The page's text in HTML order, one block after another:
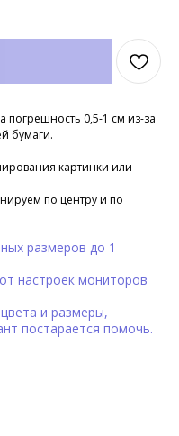
погрешность 0,5-1 см из-за
бумаги.
картинки или
по центру и по
размеров до 1
настроек мониторов
и размеры,
постарается помочь.